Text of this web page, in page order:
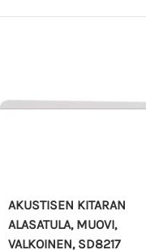
AKUSTISEN KITARAN
ALASATULA, MUOVI,
VALKOINEN, SD8217